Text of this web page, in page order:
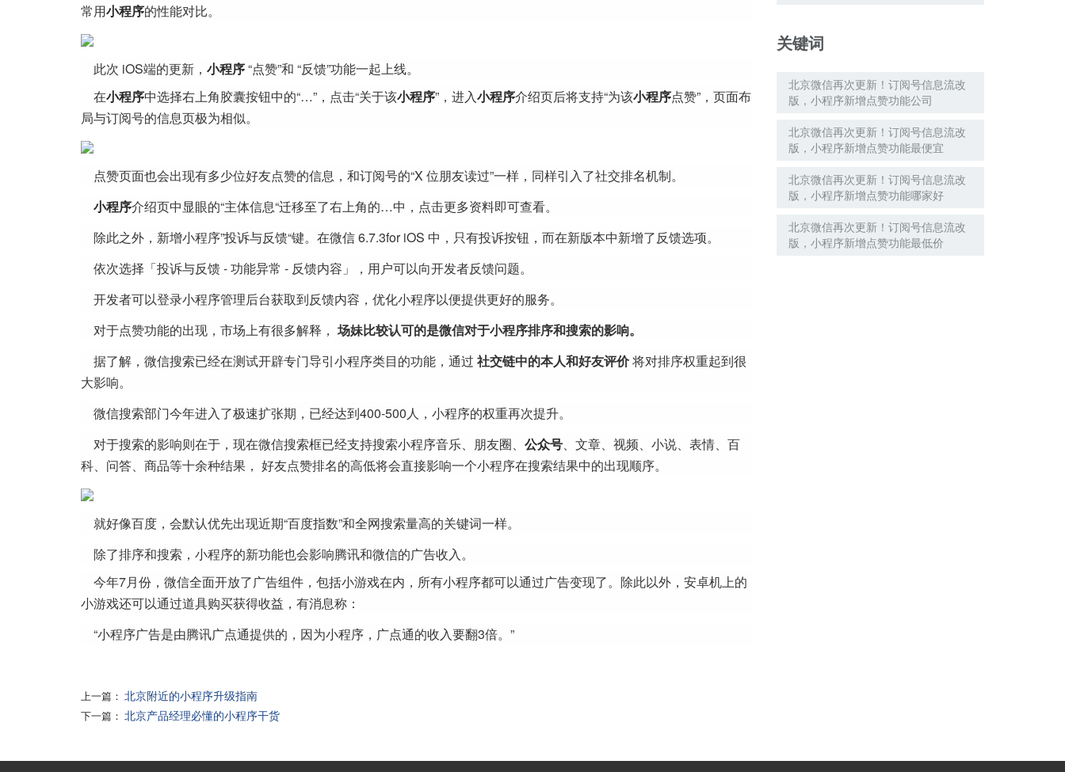
常用小程序的性能对比。
此次 iOS端的更新， 小程序“点赞”和 “反馈”功能一起上线。
在小程序中选择右上角胶囊按钮中的“…”，点击“关于该小程序”，进入小程序介绍页后将支持“为该小程序点赞”，页面布
局与订阅号的信息页极为相似。
点赞页面也会出现有多少位好友点赞的信息，和订阅号的“X 位朋友读过”一样，同样引入了社交排名机制。
小程序介绍页中显眼的“主体信息“迁移至了右上角的…中，点击更多资料即可查看。
除此之外，新增小程序”投诉与反馈“键。在微信 6.7.3for iOS 中，只有投诉按钮，而在新版本中新增了反馈选项。
依次选择「投诉与反馈 - 功能异常 - 反馈内容」，用户可以向开发者反馈问题。
开发者可以登录小程序管理后台获取到反馈内容，优化小程序以便提供更好的服务。
对于点赞功能的出现，市场上有很多解释， 场妹比较认可的是微信对于小程序排序和搜索的影响。
据了解，微信搜索已经在测试开辟专门导引小程序类目的功能，通过 社交链中的本人和好友评价将对排序权重起到很
大影响。
微信搜索部门今年进入了极速扩张期，已经达到400-500人，小程序的权重再次提升。
对于搜索的影响则在于，现在微信搜索框已经支持搜索小程序音乐、朋友圈、 公众号、文章、视频、小说、表情、百
科、问答、商品等十余种结果， 好友点赞排名的高低将会直接影响一个小程序在搜索结果中的出现顺序。
就好像百度，会默认优先出现近期“百度指数”和全网搜索量高的关键词一样。
除了排序和搜索，小程序的新功能也会影响腾讯和微信的广告收入。
今年7月份，微信全面开放了广告组件，包括小游戏在内，所有小程序都可以通过广告变现了。除此以外，安卓机上的
小游戏还可以通过道具购买获得收益，有消息称：
“小程序广告是由腾讯广点通提供的，因为小程序，广点通的收入要翻3倍。”
上一篇： 北京附近的小程序升级指南
下一篇： 北京产品经理必懂的小程序干货
关键词
北京微信再次更新！订阅号信息流改
版，小程序新增点赞功能公司
北京微信再次更新！订阅号信息流改
版，小程序新增点赞功能最便宜
北京微信再次更新！订阅号信息流改
版，小程序新增点赞功能哪家好
北京微信再次更新！订阅号信息流改
版，小程序新增点赞功能最低价